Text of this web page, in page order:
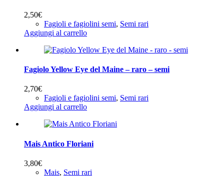
2,50€
Fagioli e fagiolini semi, Semi rari
Aggiungi al carrello
Fagiolo Yellow Eye del Maine – raro – semi
2,70€
Fagioli e fagiolini semi, Semi rari
Aggiungi al carrello
Mais Antico Floriani
3,80€
Mais, Semi rari